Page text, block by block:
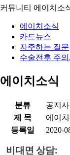
커뮤니티 에이치소
에이치소식
카드뉴스
자주하는 질문
수술전후 주
에이치소식
분류
공지
제 목
에이
등록일
2020-
비대면 상담: